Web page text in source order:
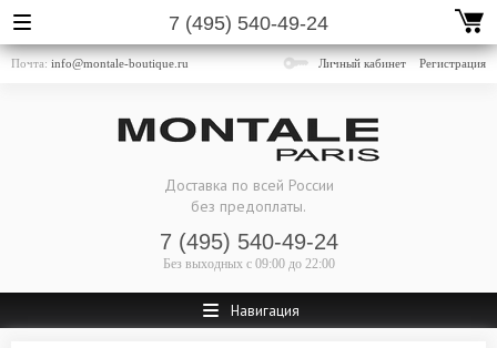
7 (495) 540-49-24
Почта: info@montale-boutique.ru Личный кабинет Регистрация
Доставка по всей России
без предоплаты.
7 (495) 540-49-24
Без выходных с 09:00 до 22:00
Навигация